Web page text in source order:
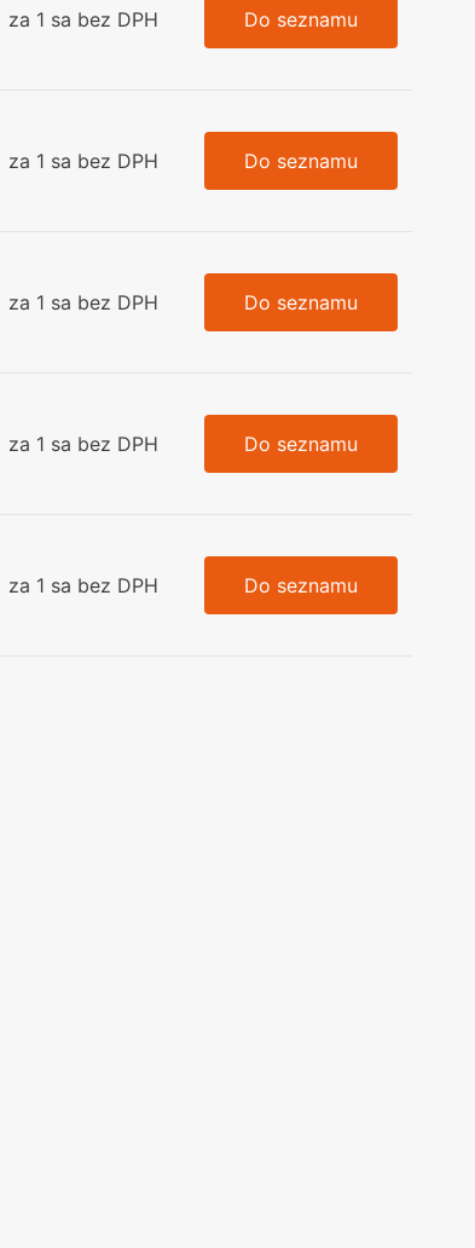
za 1 sa bez DPH Do seznamu
za 1 sa bez DPH Do seznamu
za 1 sa bez DPH Do seznamu
za 1 sa bez DPH Do seznamu
za 1 sa bez DPH Do seznamu